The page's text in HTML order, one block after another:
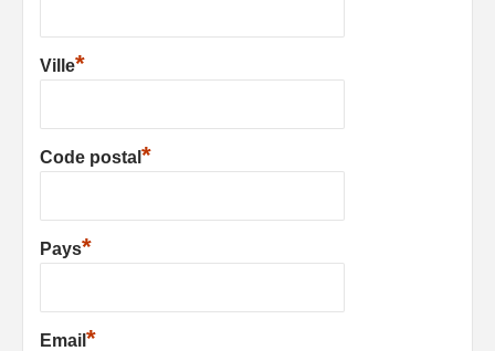
Ville*
Code postal *
Pays*
Email *